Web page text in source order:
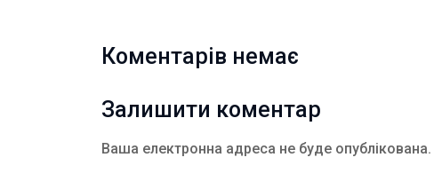
Коментарів немає
Залишити коментар
Ваша електронна адреса не буде опублікована.